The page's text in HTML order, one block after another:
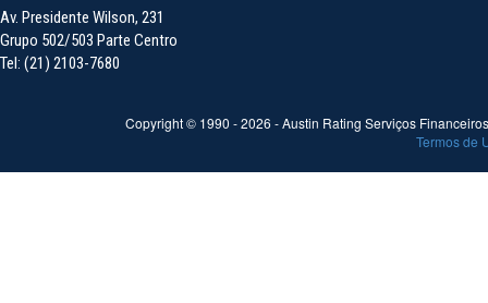
Av. Presidente Wilson, 231
Grupo 502/503 Parte Centro
Tel: (21) 2103-7680
Copyright © 1990 -2026 - Austin Rating Serviços
Termos de